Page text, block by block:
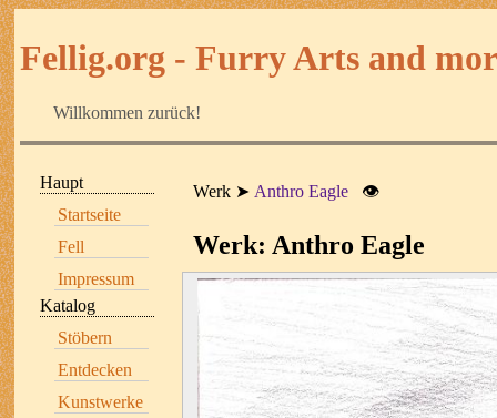
Fellig.org - Furry Arts and
Willkommen zurück!
Haupt
Startseite
Fell
Impressum
Katalog
Stöbern
Entdecken
Kunstwerke
Werk Anthro Eagle 👁
Werk: Anthro Eagle